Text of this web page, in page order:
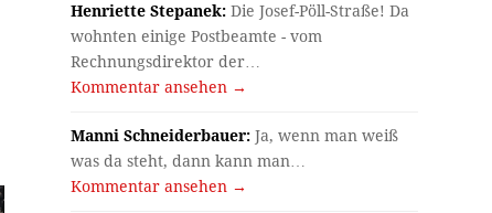
Henriette Stepanek: Die Josef-Pöll-Straße! Da
wohnten einige Postbeamte - vom
Rechnungsdirektor der…
Kommentar ansehen →
Manni Schneiderbauer: Ja, wenn man weiß
was da steht, dann kann man…
Kommentar ansehen →